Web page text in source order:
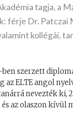
tagja, a
férje Dr. Patczai
kollégái,
ben szerzett
az ELTE angol
nevezték ki,
az olaszon kívül